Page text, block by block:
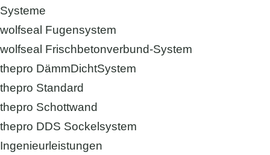
Systeme
wolfseal Fugensystem
wolfseal Frischbetonverbund-System
thepro DämmDichtSystem
thepro Standard
thepro Schottwand
thepro DDS Sockelsystem
Ingenieurleistungen